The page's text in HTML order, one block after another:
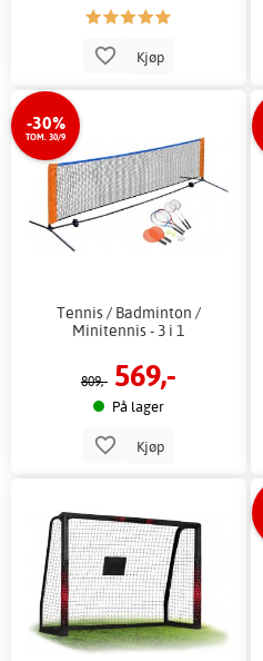
Kjøp
-30%
TOM. 30/9
Tennis / Badminton /
Minitennis - 3 i 1
809,- 569,-
På lager
Kjøp